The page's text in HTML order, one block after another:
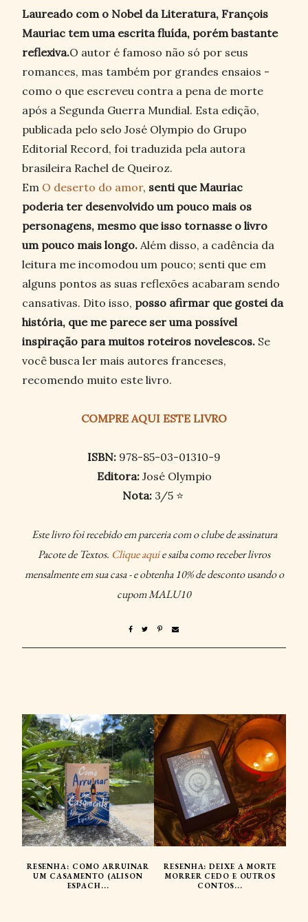
Laureado com o Nobel da Literatura, François
Mauriac tem uma escrita fluída, porém bastante
reflexiva.O autor é famoso não só por seus
romances, mas também por grandes ensaios -
como o que escreveu contra a pena de morte
após a Segunda Guerra Mundial. Esta edição,
publicada pelo selo José Olympio do Grupo
Editorial Record, foi traduzida pela autora
brasileira Rachel de Queiroz.
Em O deserto do amor, senti que Mauriac
poderia ter desenvolvido um pouco mais os
personagens, mesmo que isso tornasse o livro
um pouco mais longo. Além disso, a cadência da
leitura me incomodou um pouco; senti que em
alguns pontos as suas reflexões acabaram sendo
cansativas. Dito isso, posso afirmar que gostei da
história, que me parece ser uma possível
inspiração para muitos roteiros novelescos. Se
você busca ler mais autores franceses,
recomendo muito este livro.
COMPRE AQUI ESTE LIVRO
ISBN: 978-85-03-01310-9
Editora:José Olympio
Nota:3/5 ⭐
Este livro foi recebido em parceria com o clube de assinatura
Pacote de Textos. Clique aquie saiba como receber livros
mensalmente em sua casa - e obtenha 10% de desconto usando o
cupom MALU10
RESENHA: COMO ARRUINAR
UM CASAMENTO (ALISON
ESPACH...
RESENHA: DEIXE A MORTE
MORRER CEDO E OUTROS
CONTOS...